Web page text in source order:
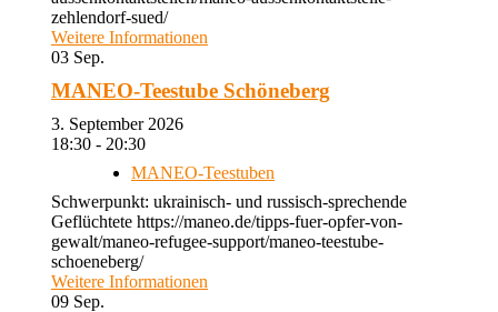
zehlendorf-sued/
Weitere Informationen
03 Sep.
MANEO-Teestube Schöneberg
3. September 2026
18:30 - 20:30
MANEO-Teestuben
Schwerpunkt: ukrainisch- und russisch-sprechende
Geflüchtete https://maneo.de/tipps-fuer-opfer-von-
gewalt/maneo-refugee-support/maneo-teestube-
schoeneberg/
Weitere Informationen
09 Sep.